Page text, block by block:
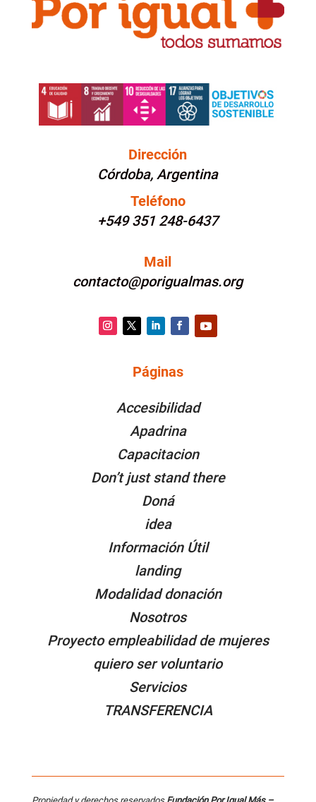
Dirección
Córdoba, Argentina
Teléfono
+549 351 248-6437
Mail
contacto@porigualmas.org
Facebook
Páginas
Accesibilidad
Apadrina
Capacitacion
Don’t just stand there
Doná
idea
Información Útil
landing
Modalidad donación
Nosotros
Proyecto empleabilidad de mujeres
quiero ser voluntario
Servicios
TRANSFERENCIA